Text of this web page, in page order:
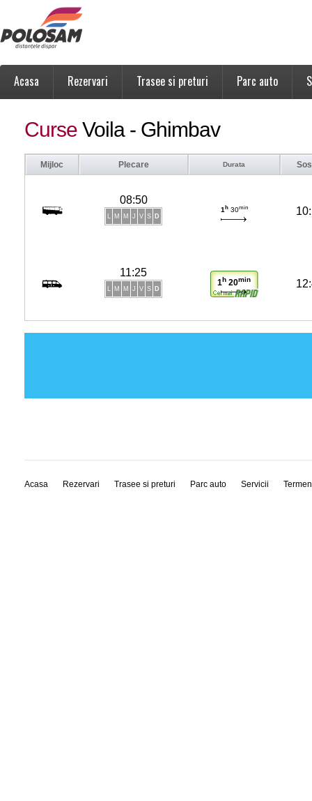
Acasa Rezervari Trasee si preturi Parc auto
Curse Voila - Ghimbav
Mijloc Plecare Durata
08:50
L M M J V S D
1 h30min
11:25
L M M J V S D
1h 20min
Acasa Rezervari Trasee si preturi Parc auto Servicii